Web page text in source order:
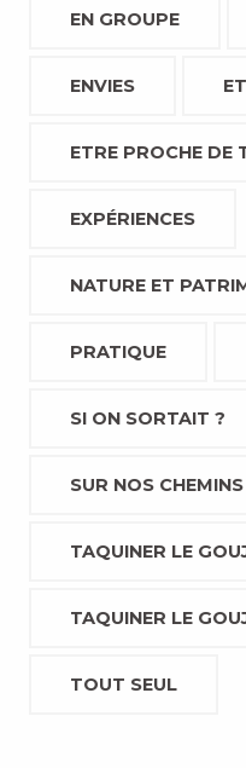
EN GROUPE
ENVIES
ETRE PROCHE DE
EXPÉRIENCES
NATURE ET
PRATIQUE
SI ON SORTAIT ?
SUR NOS CHEMINS
TAQUINER LE
TAQUINER LE
TOUT SEUL